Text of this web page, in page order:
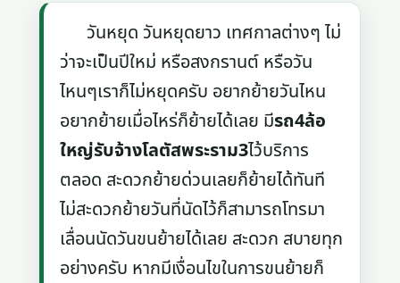
วันหยุด วันหยุดยาว เทศกาลต่างๆ ไม่
ว่าจะเป็นปีใหม่ หรือสงกรานต์ หรือวัน
ไหนๆเราก็ไม่หยุดครับ อยากย้ายวันไหน
อยากย้ายเมื่อไหร่ก็ย้ายได้เลย มีรถ4ล้อ
ใหญ่รับจ้างโลตัสพระราม3ไว้บริการ
ตลอด สะดวกย้ายด่วนเลยก็ย้ายได้ทันที
ไม่สะดวกย้ายวันที่นัดไว้ก็สามารถโทรมา
เลื่อนนัดวันขนย้ายได้เลย สะดวก สบายทุก
อย่างครับ หากมีเงื่อนไขในการขนย้ายก็